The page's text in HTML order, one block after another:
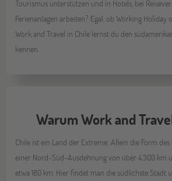
Tourismus unterstützen und in Hotels, bei
Ferienanlagen arbeiten? Egal, ob Working Holiday
Work and Travel in Chile lernst du den
kennen.
Warum Work and
Chile ist ein Land der Extreme: Allein die Form
einer Nord-Süd-Ausdehnung von über 4.300 km
etwa 180 km. Hier findet man die südlichste Stadt